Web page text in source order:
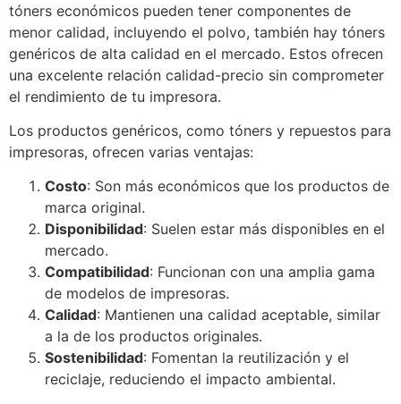
tóners económicos pueden tener componentes de
menor calidad, incluyendo el polvo, también hay tóners
genéricos de alta calidad en el mercado. Estos ofrecen
una excelente relación calidad-precio sin comprometer
el rendimiento de tu impresora.
Los productos genéricos, como tóners y repuestos para
impresoras, ofrecen varias ventajas:
Costo: Son más económicos que los productos de
marca original.
Disponibilidad: Suelen estar más disponibles en el
mercado.
Compatibilidad: Funcionan con una amplia gama
de modelos de impresoras.
Calidad: Mantienen una calidad aceptable, similar
a la de los productos originales.
Sostenibilidad: Fomentan la reutilización y el
reciclaje, reduciendo el impacto ambiental.